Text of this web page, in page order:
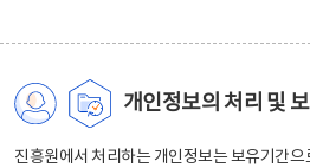
개인정보의 처리 및
진흥원에서 처리하는 개인정보는 보유기간